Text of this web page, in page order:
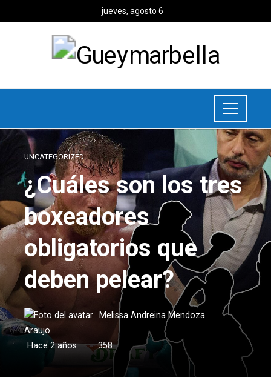
jueves, agosto 6
UNCATEGORIZED
¿Cuáles son los tres
boxeadores
obligatorios que
deben pelear?
Melissa Andreina Mendoza
Araujo
Hace 2 años
358